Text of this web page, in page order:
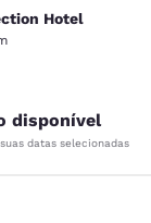
Hotel
20 avaliações
disponível
datas selecionadas